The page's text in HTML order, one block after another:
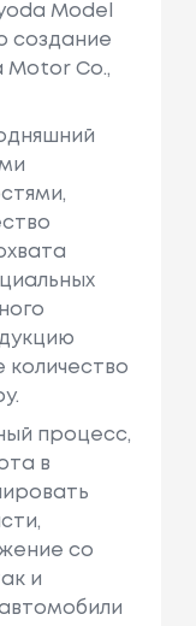
Model
создание
Motor Co.,
количество
процесс,
в
со
и